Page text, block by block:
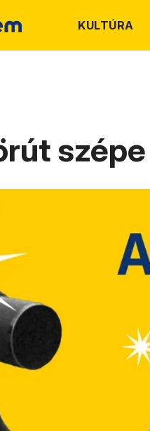
KULTÚRA
szépe